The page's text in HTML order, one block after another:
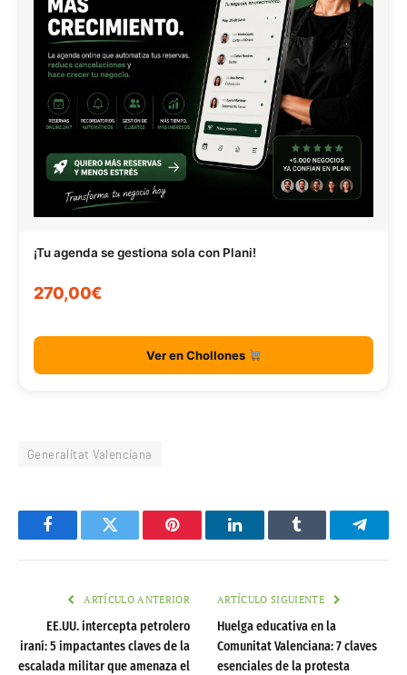
¡Tu agenda se gestiona sola con Plani!
270,00€
Ver en Chollones
Generalitat Valenciana
FacebookTwitter Pinterest LinkedInTumblr
ARTÍCULO ANTERIOR
EE.UU. intercepta petrolero
iraní: 5 impactantes claves de la
escalada militar que amenaza el
ARTÍCULO SIGUIENTE
Huelga educativa en la
Comunitat Valenciana: 7 claves
esenciales de la protesta